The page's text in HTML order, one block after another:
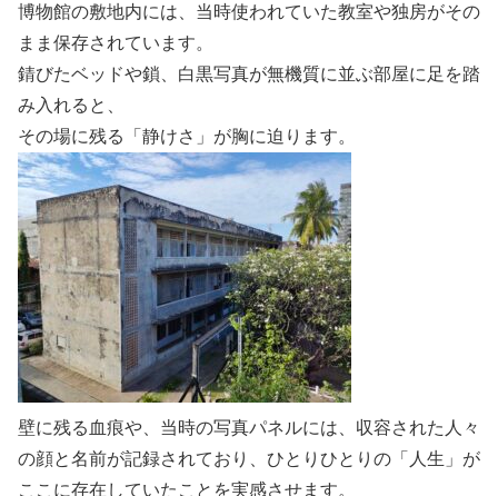
博物館の敷地内には、当時使われていた教室や独房がその
まま保存されています。
錆びたベッドや鎖、白黒写真が無機質に並ぶ部屋に足を踏
み入れると、
その場に残る「静けさ」が胸に迫ります。
壁に残る血痕や、当時の写真パネルには、収容された人々
の顔と名前が記録されており、ひとりひとりの「人生」が
ここに存在していたことを実感させます。